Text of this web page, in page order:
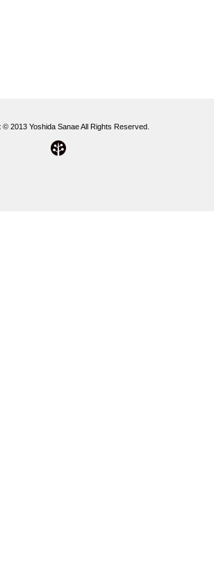
© 2013 Yoshida Sanae All Rights Reserved.